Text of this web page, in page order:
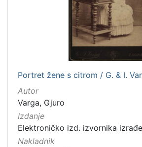
Portret žene s citrom / G. & I.
Autor
Varga, Gjuro
Izdanje
Elektroničko izd. izvornika
Nakladnik